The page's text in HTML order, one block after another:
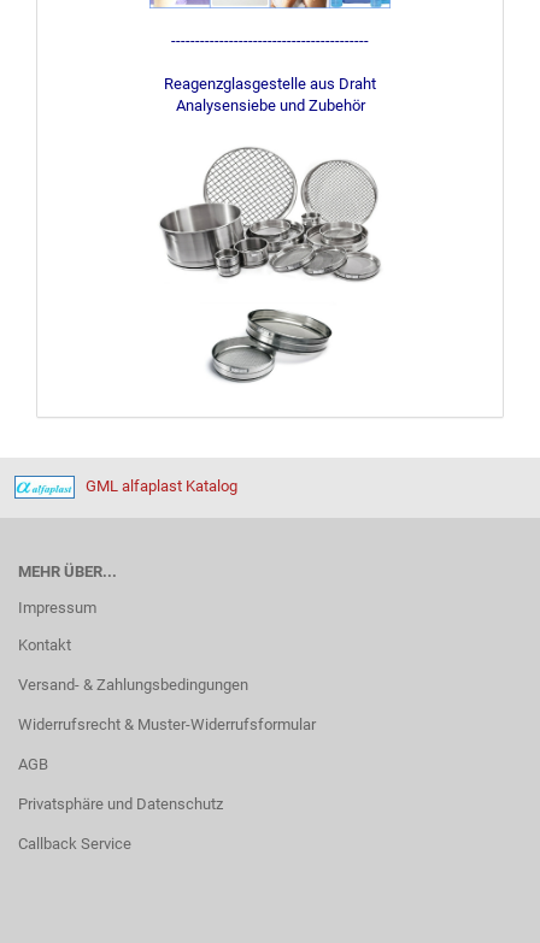
-----------------------------------------
Reagenzglasgestelle aus Draht
Analysensiebe und Zubehör
GML alfaplast Katalog
MEHR ÜBER...
Impressum
Kontakt
Versand- & Zahlungsbedingungen
Widerrufsrecht & Muster-Widerrufsformular
AGB
Privatsphäre und Datenschutz
Callback Service